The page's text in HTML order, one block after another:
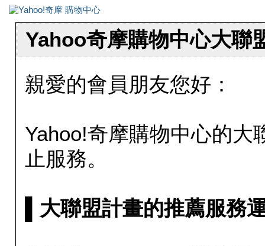
Yahoo奇摩購物中心大聯
親愛的會員朋友您好：
Yahoo!奇摩購物中心的大
止服務。
▌大聯盟計畫的推薦服務